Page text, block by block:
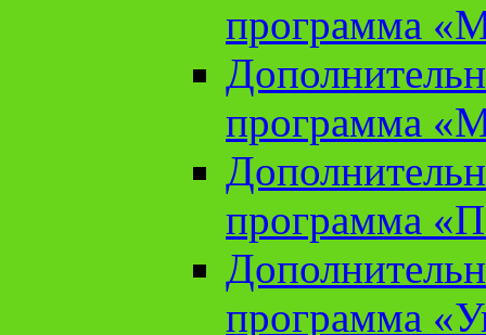
программа
программа
программа
программа